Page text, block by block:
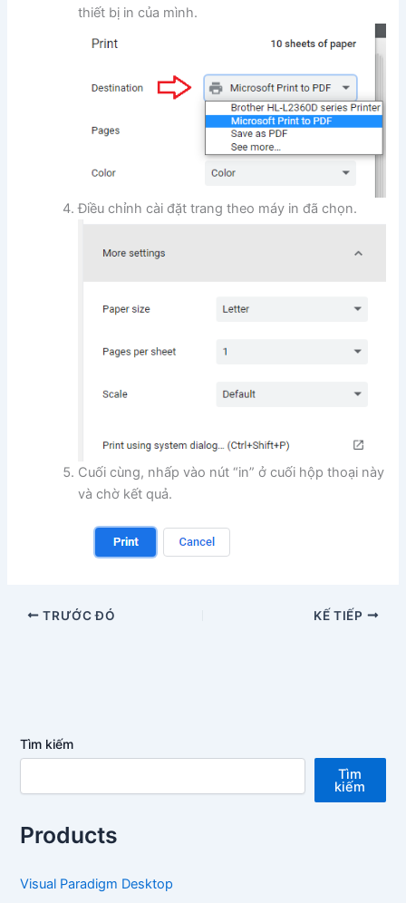
thiết bị in của mình.
Điều chỉnh cài đặt trang theo máy in đã chọn.
Cuối cùng, nhấp vào nút “in” ở cuối hộp thoại này
và chờ kết quả.
TRƯỚC ĐÓ KẾ TIẾP
Tìm kiếm
Tìm
kiếm
Products
Visual Paradigm Desktop